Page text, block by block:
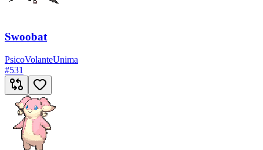
Swoobat
PsicoVolanteUnima
#531